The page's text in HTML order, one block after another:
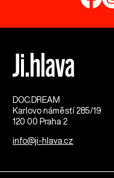
DOC.DREAM​
Karlovo náměstí 285/19
120 00 Praha 2
info@ji-hlava.cz